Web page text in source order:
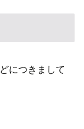
につきまして